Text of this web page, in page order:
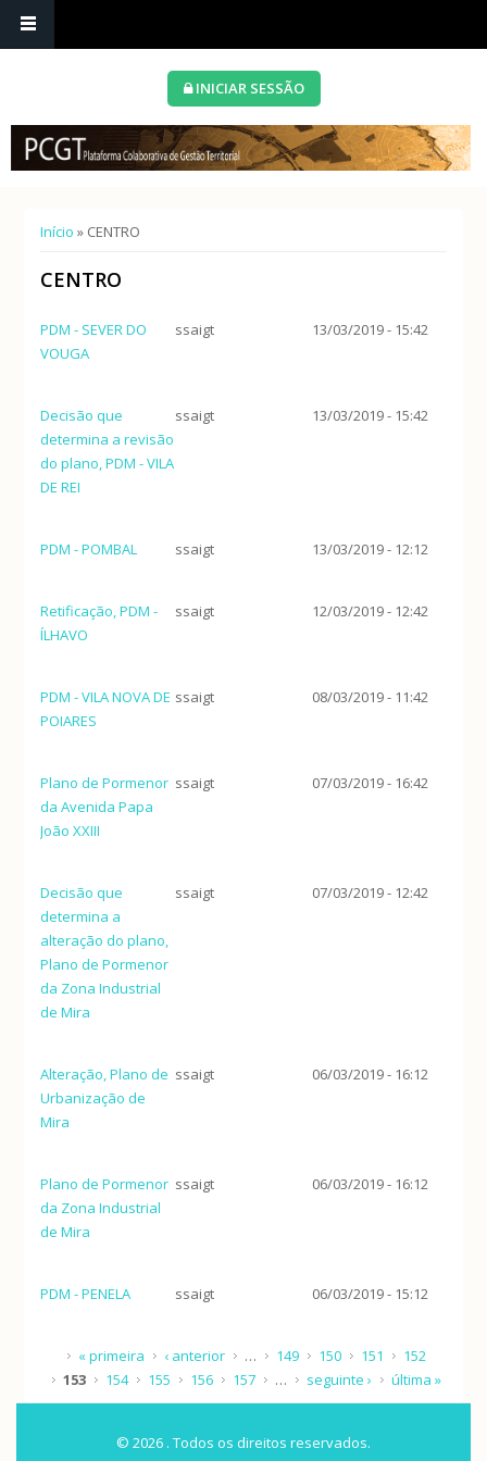
INICIAR SESSÃO
Está aqui
Início » CENTRO
CENTRO
PDM - SEVER DO
VOUGA
ssaigt 13/03/2019 - 15:42
Decisão que
determina a revisão
do plano, PDM - VILA
DE REI
ssaigt 13/03/2019 - 15:42
PDM - POMBAL ssaigt 13/03/2019 - 12:12
Retificação, PDM -
ÍLHAVO
ssaigt 12/03/2019 - 12:42
PDM - VILA NOVA DE
POIARES
ssaigt 08/03/2019 - 11:42
Plano de Pormenor
da Avenida Papa
João XXIII
ssaigt 07/03/2019 - 16:42
Decisão que
determina a
alteração do plano,
Plano de Pormenor
da Zona Industrial
de Mira
ssaigt 07/03/2019 - 12:42
Alteração, Plano de
Urbanização de
Mira
ssaigt 06/03/2019 - 16:12
Plano de Pormenor
da Zona Industrial
de Mira
ssaigt 06/03/2019 - 16:12
PDM - PENELA ssaigt 06/03/2019 - 15:12
Páginas
« primeira ‹ anterior … 149 150 151
152
153
154 155 156 157 … seguinte › última »
© 2026 . Todos os direitos reservados.